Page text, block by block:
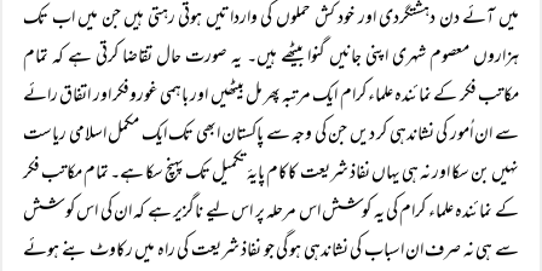
میں آئے دن دہشتگردی اور خود کش حملوں کی وارداتیں ہوتی رہتی ہیں جن میں اب تک
ہزاروں معصوم شہری اپنی جانیں گنوا بیٹھے ہیں۔ یہ صورت حال تقاضا کرتی ہے کہ تمام
مکاتب فکر کے نمائندہ علماء کرام ایک مرتبہ پھر مل بیٹھیں اور باہمی غوروفکر اور اتفاق رائے
سے ان اُمور کی نشاندہی کر دیں جن کی وجہ سے پاکستان ابھی تک ایک مکمل اسلامی ریاست
نہیں بن سکا اور نہ ہی یہاں نفاذ شریعت کاکام پایۂ تکمیل تک پہنچ سکا ہے۔ تمام مکاتب فکر
کے نمائندہ علماء کرام کی یہ کوشش اس مرحلہ پر اس لیے ناگزیر ہے کہ ان کی اس کو شش
سے ہی نہ صرف ان اسباب کی نشاندہی ہو گی جو نفاذ شریعت کی راہ میں رکاوٹ بنے ہوئے